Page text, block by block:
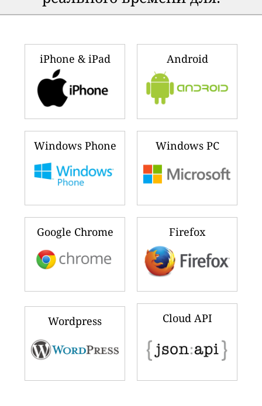
iPhone & iPad Android
Windows Phone Windows PC
Google Chrome Firefox
Wordpress Cloud API